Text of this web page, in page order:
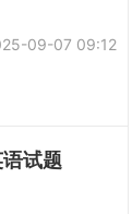
09-07 09:12
试题